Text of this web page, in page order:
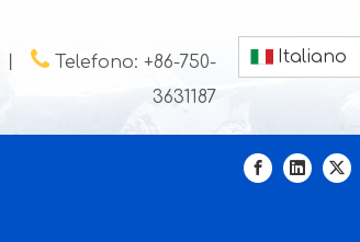
 Telefono: +86-750-
3631187
Italiano